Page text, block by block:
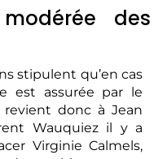
des
stipulent qu’en cas
est assurée par le
donc à Jean
Wauquiez il y a
Virginie Calmels,